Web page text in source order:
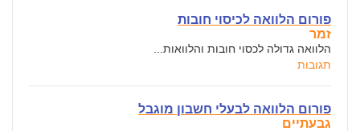
פורום הלוואה לכיסוי חובות
זמר
הלוואה גדולה לכסוי חובות והלוואות...
תגובות
פורום הלוואה לבעלי חשבון מוגבל
גבעתיים